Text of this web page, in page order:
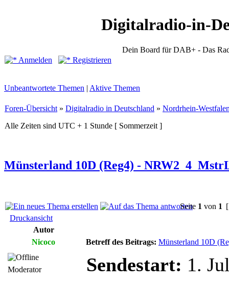
Digitalradio-in-
Dein Board für DAB+ - Das
Anmelden
Registrieren
Unbeantwortete Themen | Aktive Themen
Foren-Übersicht » Digitalradio in Deutschland » Nordrhein-
Alle Zeiten sind UTC + 1 Stunde [ Sommerzeit ]
Münsterland 10D (Reg4) -
Seite 1 von 1
Druckansicht
Autor
Nicoco
Betreff des Beitrags: Münsterland 10D
Moderator Sendestart: 1.